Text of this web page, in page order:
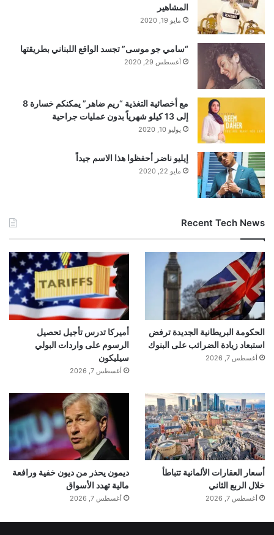
المشاهير
مايو 19, 2020
“سامي جو موسى” تجسد الواقع اللبناني بطريقتها
أغسطس 29, 2020
مع أخصائية التغذية “ريم ضاهر” يمكنكم خسارة 8
إلى 13 كيلو شهرياً بدون عمليات جراحية
يوليو 10, 2020
إيليو ناضر أحفظوا هذا الاسم جيداً
مايو 22, 2020
Recent Tech News
الحكومة البريطانية الجديدة ترفض
استبعاد زيادة الضرائب على البنوك
أغسطس 7, 2026
أميركا تدرس تأجيل تحصيل
الرسوم على واردات البولي
سيليكون
أغسطس 7, 2026
أسعار العقارات الألمانية تتباطأ
خلال الربع الثاني
أغسطس 7, 2026
ديمون يحذر من ديون خفية ورافعة
مالية تهدد الأسواق
أغسطس 7, 2026